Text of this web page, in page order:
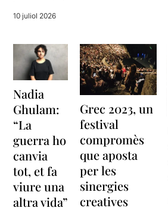
10 juliol 2026
Nadia
Ghulam:
“La
guerra ho
canvia
tot, et fa
viure una
altra vida”
Grec 2023, un
festival
compromès
que aposta
per les
sinergies
creatives